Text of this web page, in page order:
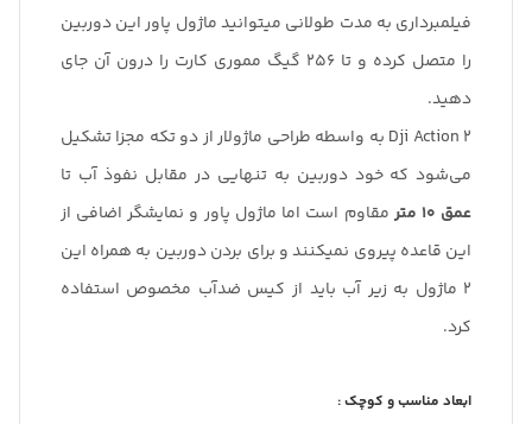
فیلمبرداری به مدت طولانی میتوانید ماژول پاور این دوربین
را متصل کرده و تا 256 گیگ مموری کارت را درون آن جای
دهید.
Dji Action 2 به واسطه طراحی ماژولار از دو تکه مجزا تشکیل
می‌شود که خود دوربین به تنهایی در مقابل نفوذ آب تا
عمق 10 متر
مقاوم است اما ماژول پاور و نمایشگر اضافی از
این قاعده پیروی نمیکنند و برای بردن دوربین به همراه این
2 ماژول به زیر آب باید از کیس ضدآب مخصوص استفاده
کرد.
ابعاد مناسب و کوچک :